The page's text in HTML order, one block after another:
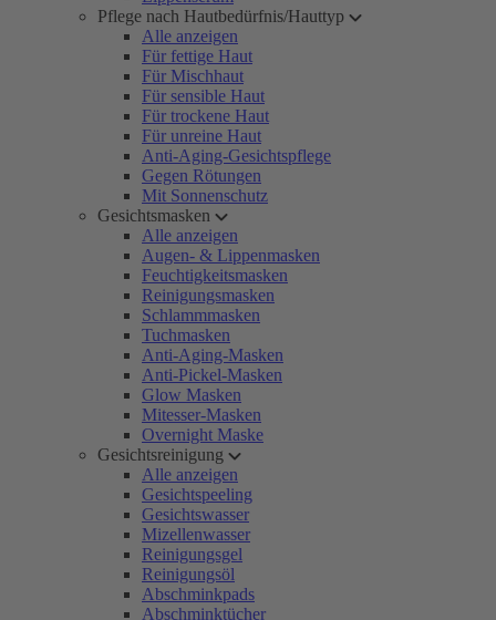
Pflege nach Hautbedürfnis/Hauttyp
Alle anzeigen
Für fettige Haut
Für Mischhaut
Für sensible Haut
Für trockene Haut
Für unreine Haut
Anti-Aging-Gesichtspflege
Gegen Rötungen
Mit Sonnenschutz
Gesichtsmasken
Alle anzeigen
Augen- & Lippenmasken
Feuchtigkeitsmasken
Reinigungsmasken
Schlammmasken
Tuchmasken
Anti-Aging-Masken
Anti-Pickel-Masken
Glow Masken
Mitesser-Masken
Overnight Maske
Gesichtsreinigung
Alle anzeigen
Gesichtspeeling
Gesichtswasser
Mizellenwasser
Reinigungsgel
Reinigungsöl
Abschminkpads
Abschminktücher